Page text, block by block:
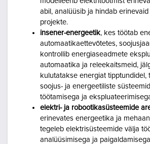
abil, analüüsib ja hindab
projekte.
insener-energeetik, kes töötab
automaatikaettevõtetes,
kontrollib energiaseadmete
automaatika ja releekaitsmeid,
kulutatakse energiat tipptundidel,
soojus- ja energeetiliste
töötamisega ja
elektri- ja robootikasüsteemide
erinevates energeetika ja
tegeleb elektrisüsteemide välja
analüüsimisega ja